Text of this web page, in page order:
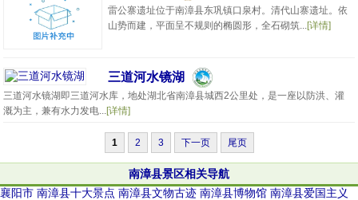
雷公寨遗址位于南漳县东巩镇口泉村。清代山寨遗址。依
山势而建，平面呈不规则的椭圆形，全石砌筑...[详情]
三道河水镜湖
三道河水镜湖即三道河水库，地处湖北省南漳县城西2公里处，是一座以防洪、灌
溉为主，兼有水力发电...[详情]
1 2 3 下一页 尾页
南漳县景区相关导航
襄阳市 南漳县十大景点 南漳县文物古迹 南漳县博物馆 南漳县爱国主义